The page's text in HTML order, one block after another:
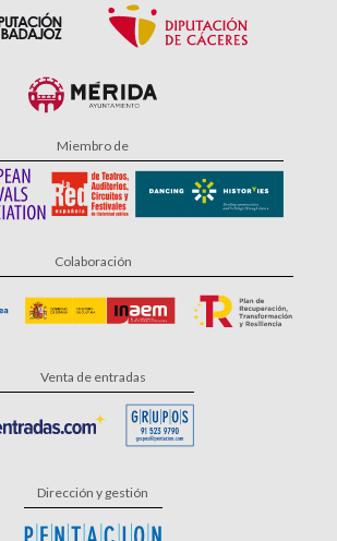
Miembro de
Colaboración
Venta de entradas
Dirección y gestión